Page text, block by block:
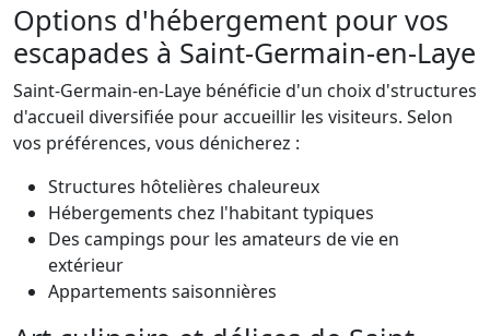
Options d'hébergement pour vos
escapades à Saint-Germain-en-Laye
Saint-Germain-en-Laye bénéficie d'un choix d'structures
d'accueil diversifiée pour accueillir les visiteurs. Selon
vos préférences, vous dénicherez :
Structures hôtelières chaleureux
Hébergements chez l'habitant typiques
Des campings pour les amateurs de vie en
extérieur
Appartements saisonnières